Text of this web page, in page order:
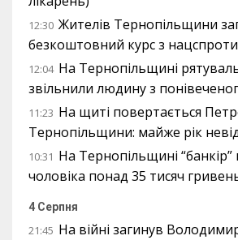
12:30 Жителів Тернопільщини
безкоштовний курс з
12:04 На Тернопільщині
звільнили людину з
11:23 На щиті повертається
Тернопільщини: майже рік
10:31 На Тернопільщині
чоловіка понад 35 тисяч
4 Серпня
21:45 На війні загинув